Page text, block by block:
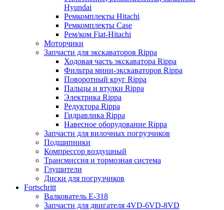
Hyundai
Ремкомплекты Hitachi
Ремкомплекты Case
Рем/ком Fiat-Hitachi
Моторчики
Запчасти для экскаваторов Rippa
Ходовая часть экскаватора Rippa
Фильтра мини-экскаваторов Rippa
Поворотный круг Rippa
Пальцы и втулки Rippa
Электрика Rippa
Редуктора Rippa
Гидравлика Rippa
Навесное оборудование Rippa
Запчасти для вилочных погрузчиков
Подшипники
Компрессор воздушный
Трансмиссия и тормозная система
Глушители
Диски для погрузчиков
Fortschritt
Валкователь Е-318
Запчасти для двигателя 4VD-6VD-8VD